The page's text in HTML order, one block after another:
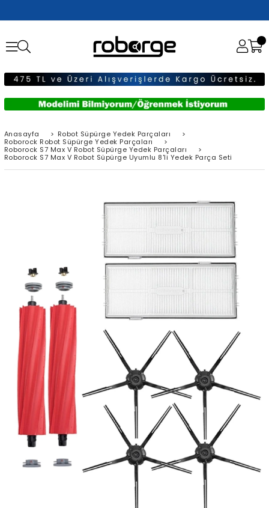
Anasayfa > Robot Süpürge Yedek Parçaları
>
Roborock Robot Süpürge Yedek Parçaları
>
Roborock S7 Max V Robot Süpürge Yedek Parçaları
>
Roborock S7 Max V Robot Süpürge Uyumlu 8'li Yedek Parça Seti